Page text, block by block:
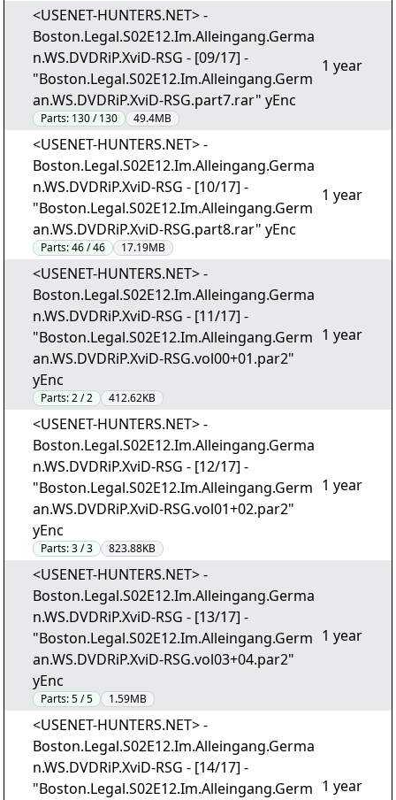
<USENET-HUNTERS.NET> -
Boston.Legal.S02E12.Im.Alleingang.Germa
n.WS.DVDRiP.XviD-RSG - [09/17] -
"Boston.Legal.S02E12.Im.Alleingang.Germ
an.WS.DVDRiP.XviD-RSG.part7.rar" yEnc
Parts: 130 / 130 49.4MB
1 year
<USENET-HUNTERS.NET> -
Boston.Legal.S02E12.Im.Alleingang.Germa
n.WS.DVDRiP.XviD-RSG - [10/17] -
"Boston.Legal.S02E12.Im.Alleingang.Germ
an.WS.DVDRiP.XviD-RSG.part8.rar" yEnc
Parts:46 / 46 17.19MB
1 year
<USENET-HUNTERS.NET> -
Boston.Legal.S02E12.Im.Alleingang.Germa
n.WS.DVDRiP.XviD-RSG - [11/17] -
"Boston.Legal.S02E12.Im.Alleingang.Germ
an.WS.DVDRiP.XviD-RSG.vol00+01.par2"
yEnc
Parts:2 / 2 412.62KB
1 year
<USENET-HUNTERS.NET> -
Boston.Legal.S02E12.Im.Alleingang.Germa
n.WS.DVDRiP.XviD-RSG - [12/17] -
"Boston.Legal.S02E12.Im.Alleingang.Germ
an.WS.DVDRiP.XviD-RSG.vol01+02.par2"
yEnc
Parts:3 / 3 823.88KB
1 year
<USENET-HUNTERS.NET> -
Boston.Legal.S02E12.Im.Alleingang.Germa
n.WS.DVDRiP.XviD-RSG - [13/17] -
"Boston.Legal.S02E12.Im.Alleingang.Germ
an.WS.DVDRiP.XviD-RSG.vol03+04.par2"
yEnc
Parts:5 / 5 1.59MB
1 year
<USENET-HUNTERS.NET> -
Boston.Legal.S02E12.Im.Alleingang.Germa
n.WS.DVDRiP.XviD-RSG - [14/17] -
"Boston.Legal.S02E12.Im.Alleingang.Germ 1 year